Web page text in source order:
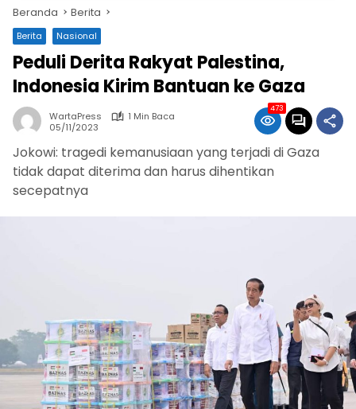
Beranda Berita
Berita Nasional
Peduli Derita Rakyat Palestina,
Indonesia Kirim Bantuan ke Gaza
WartaPress
1 Min Baca
05/11/2023
473
Jokowi: tragedi kemanusiaan yang terjadi di Gaza
tidak dapat diterima dan harus dihentikan
secepatnya